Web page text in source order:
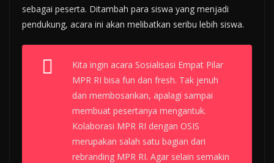
sebagai peserta. Ditambah para siswa yang menjadi
pendukung, acara ini akan melibatkan seribu lebih siswa.
Kita ingin acara Sosialisasi Empat Pilar
MPR RI bisa fun dan fresh. Tak jenuh
dan membosankan, apalagi sampai
membuat pesertanya mengantuk.
Kolaborasi MPR RI dengan OSIS
merupakan salah satu bagian dari
rebranding MPR RI. Agar selain semakin